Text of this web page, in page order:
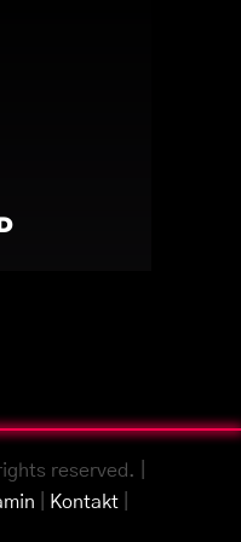
reserved. |
Kontakt